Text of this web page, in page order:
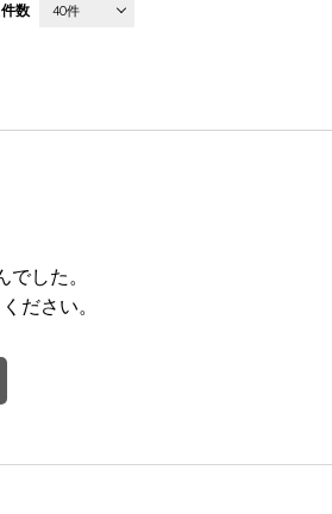
件数 40件
した。
ださい。